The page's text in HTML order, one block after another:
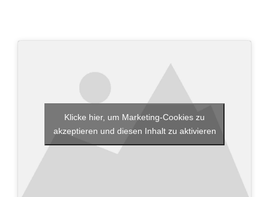
Klicke hier, um Marketing-Cookies zu
akzeptieren und diesen Inhalt zu aktivieren